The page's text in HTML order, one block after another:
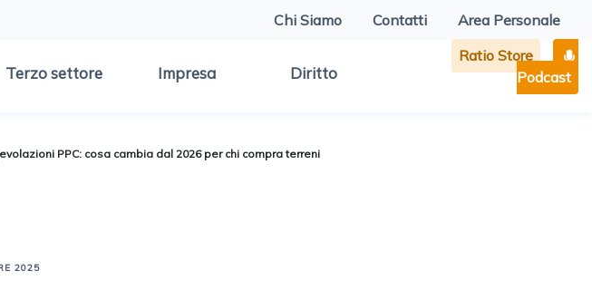
Chi Siamo Contatti Area Personale
Terzo settore Impresa Diritto
Ratio Store
Podcast
PPC: cosa cambia dal 2026 per chi compra terreni
2025